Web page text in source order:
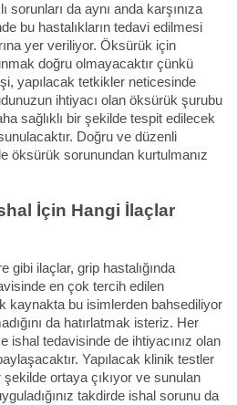
da aynı anda karşınıza
bu hastalıkların tedavi edilmesi
yer veriliyor. Öksürük için
doğru olmayacaktır çünkü
yapılacak tetkikler neticesinde
ihtiyacı olan öksürük şurubu
sağlıklı bir şekilde tespit edilecek
Doğru ve düzenli
öksürük sorunundan kurtulmanız
İçin Hangi İlaçlar
gibi ilaçlar, grip hastalığında
en çok tercih edilen
kaynakta bu isimlerden bahsediliyor
da hatırlatmak isteriz. Her
ishal tedavisinde de ihtiyacınız olan
Yapılacak klinik testler
ortaya çıkıyor ve sunulan
takdirde ishal sorunu da